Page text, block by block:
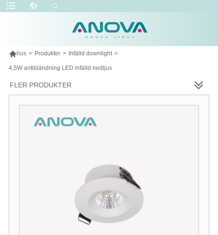
hus > Produkter > Infälld downlight >
4,5W antibländning LED infälld nedljus
FLER PRODUKTER